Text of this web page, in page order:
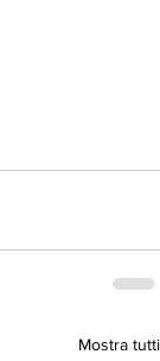
Mostra tutti